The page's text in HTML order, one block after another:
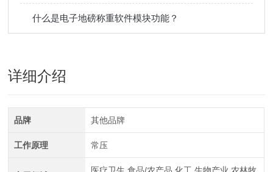
什么是电子地磅称重软件模块功能？
详细介绍
品牌 其他品牌
工作原理 常压